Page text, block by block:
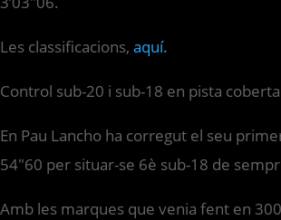
Les classificacions, aquí.
Control sub-20 i sub-18 en pista
En Pau Lancho ha corregut el seu
54″60 per situar-se 6è sub-18 de
Amb les marques que venia fent en